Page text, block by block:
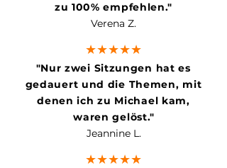
zu 100% empfehlen."
Verena Z.
★★★★★
"Nur zwei Sitzungen hat es
gedauert und die Themen, mit
denen ich zu Michael kam,
waren gelöst."
Jeannine L.
★★★★★